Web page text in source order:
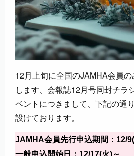
12月上旬に全国のJAMHA会員
します、会報誌12月号同封チラ
ベントにつきまして、下記の通
設けております。
JAMHA会員先行申込期間：12/
一般申込開始日：12/17(火)～